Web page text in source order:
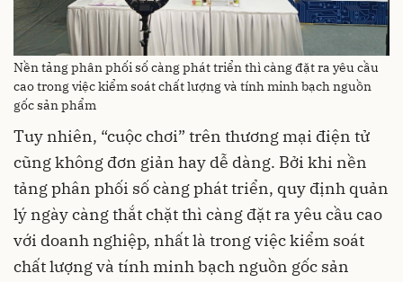
Nền tảng phân phối số càng phát triển thì càng đặt ra yêu cầu
cao trong việc kiểm soát chất lượng và tính minh bạch nguồn
gốc sản phẩm
Tuy nhiên, “cuộc chơi” trên thương mại điện tử
cũng không đơn giản hay dễ dàng. Bởi khi nền
tảng phân phối số càng phát triển, quy định quản
lý ngày càng thắt chặt thì càng đặt ra yêu cầu cao
với doanh nghiệp, nhất là trong việc kiểm soát
chất lượng và tính minh bạch nguồn gốc sản